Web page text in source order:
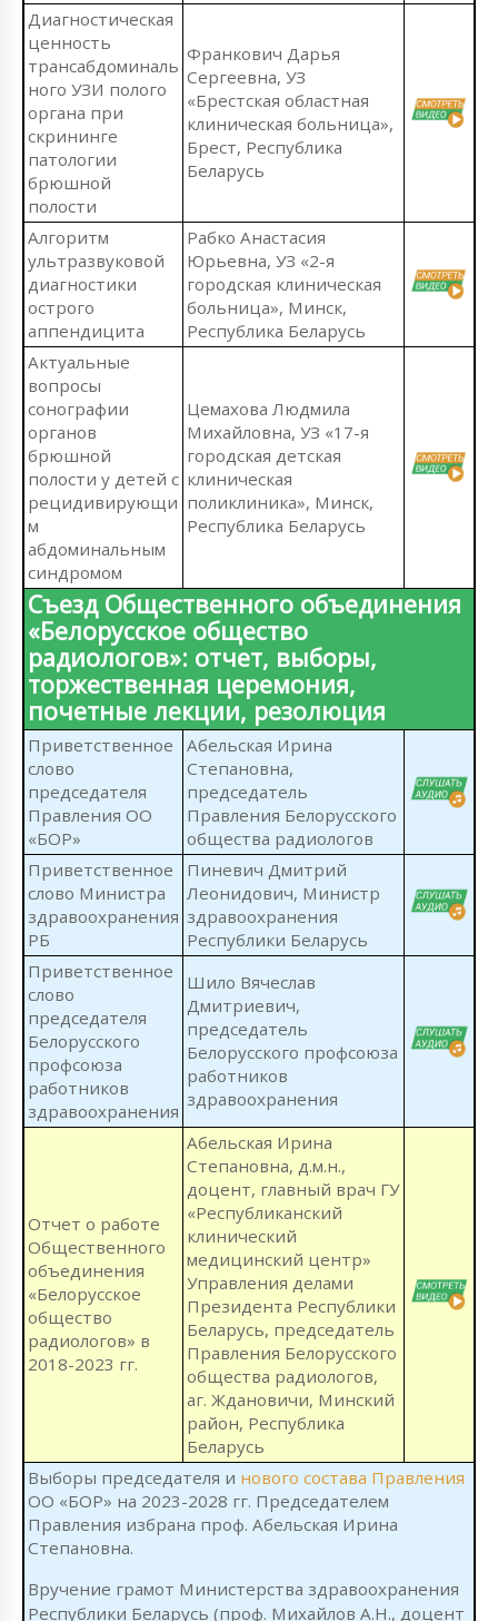
Диагностическая
ценность
трансабдоминаль
ного УЗИ полого
органа при
скрининге
патологии
брюшной
полости
Франкович Дарья
Сергеевна, УЗ
«Брестская областная
клиническая больница»,
Брест, Республика
Беларусь
Алгоритм
ультразвуковой
диагностики
острого
аппендицита
Рабко Анастасия
Юрьевна, УЗ «2-я
городская клиническая
больница», Минск,
Республика Беларусь
Актуальные
вопросы
сонографии
органов
брюшной
полости у детей с
рецидивирующи
м
абдоминальным
синдромом
Цемахова Людмила
Михайловна, УЗ «17-я
городская детская
клиническая
поликлиника», Минск,
Республика Беларусь
Съезд Общественного объединения
«Белорусское общество
радиологов»: отчет, выборы,
торжественная церемония,
почетные лекции, резолюция
Приветственное
слово
председателя
Правления ОО
«БОР»
Абельская Ирина
Степановна,
председатель
Правления Белорусского
общества радиологов
Приветственное
слово Министра
здравоохранения
РБ
Пиневич Дмитрий
Леонидович, Министр
здравоохранения
Республики Беларусь
Приветственное
слово
председателя
Белорусского
профсоюза
работников
здравоохранения
Шило Вячеслав
Дмитриевич,
председатель
Белорусского профсоюза
работников
здравоохранения
Отчет о работе
Общественного
объединения
«Белорусское
общество
радиологов» в
2018-2023 гг.
Абельская Ирина
Степановна, д.м.н.,
доцент, главный врач ГУ
«Республиканский
клинический
медицинский центр»
Управления делами
Президента Республики
Беларусь, председатель
Правления Белорусского
общества радиологов,
аг. Ждановичи, Минский
район, Республика
Беларусь
Выборы председателя и нового состава Правления
ОО «БОР» на 2023-2028 гг. Председателем
Правления избрана проф. Абельская Ирина
Степановна.
Вручение грамот Министерства здравоохранения
Республики Беларусь (проф. Михайлов А.Н., доцент